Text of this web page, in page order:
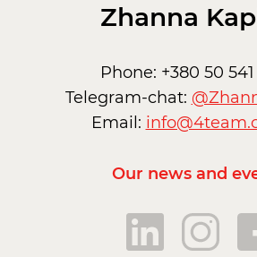
Zhanna
Phone: +380 50
Telegram-chat:
Email:
Our news and